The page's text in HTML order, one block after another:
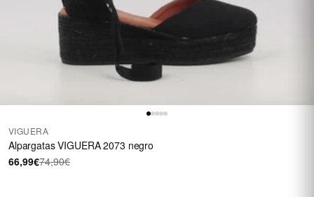
VIGUERA
Alpargatas VIGUERA 2073 negro
66,99€74,90€